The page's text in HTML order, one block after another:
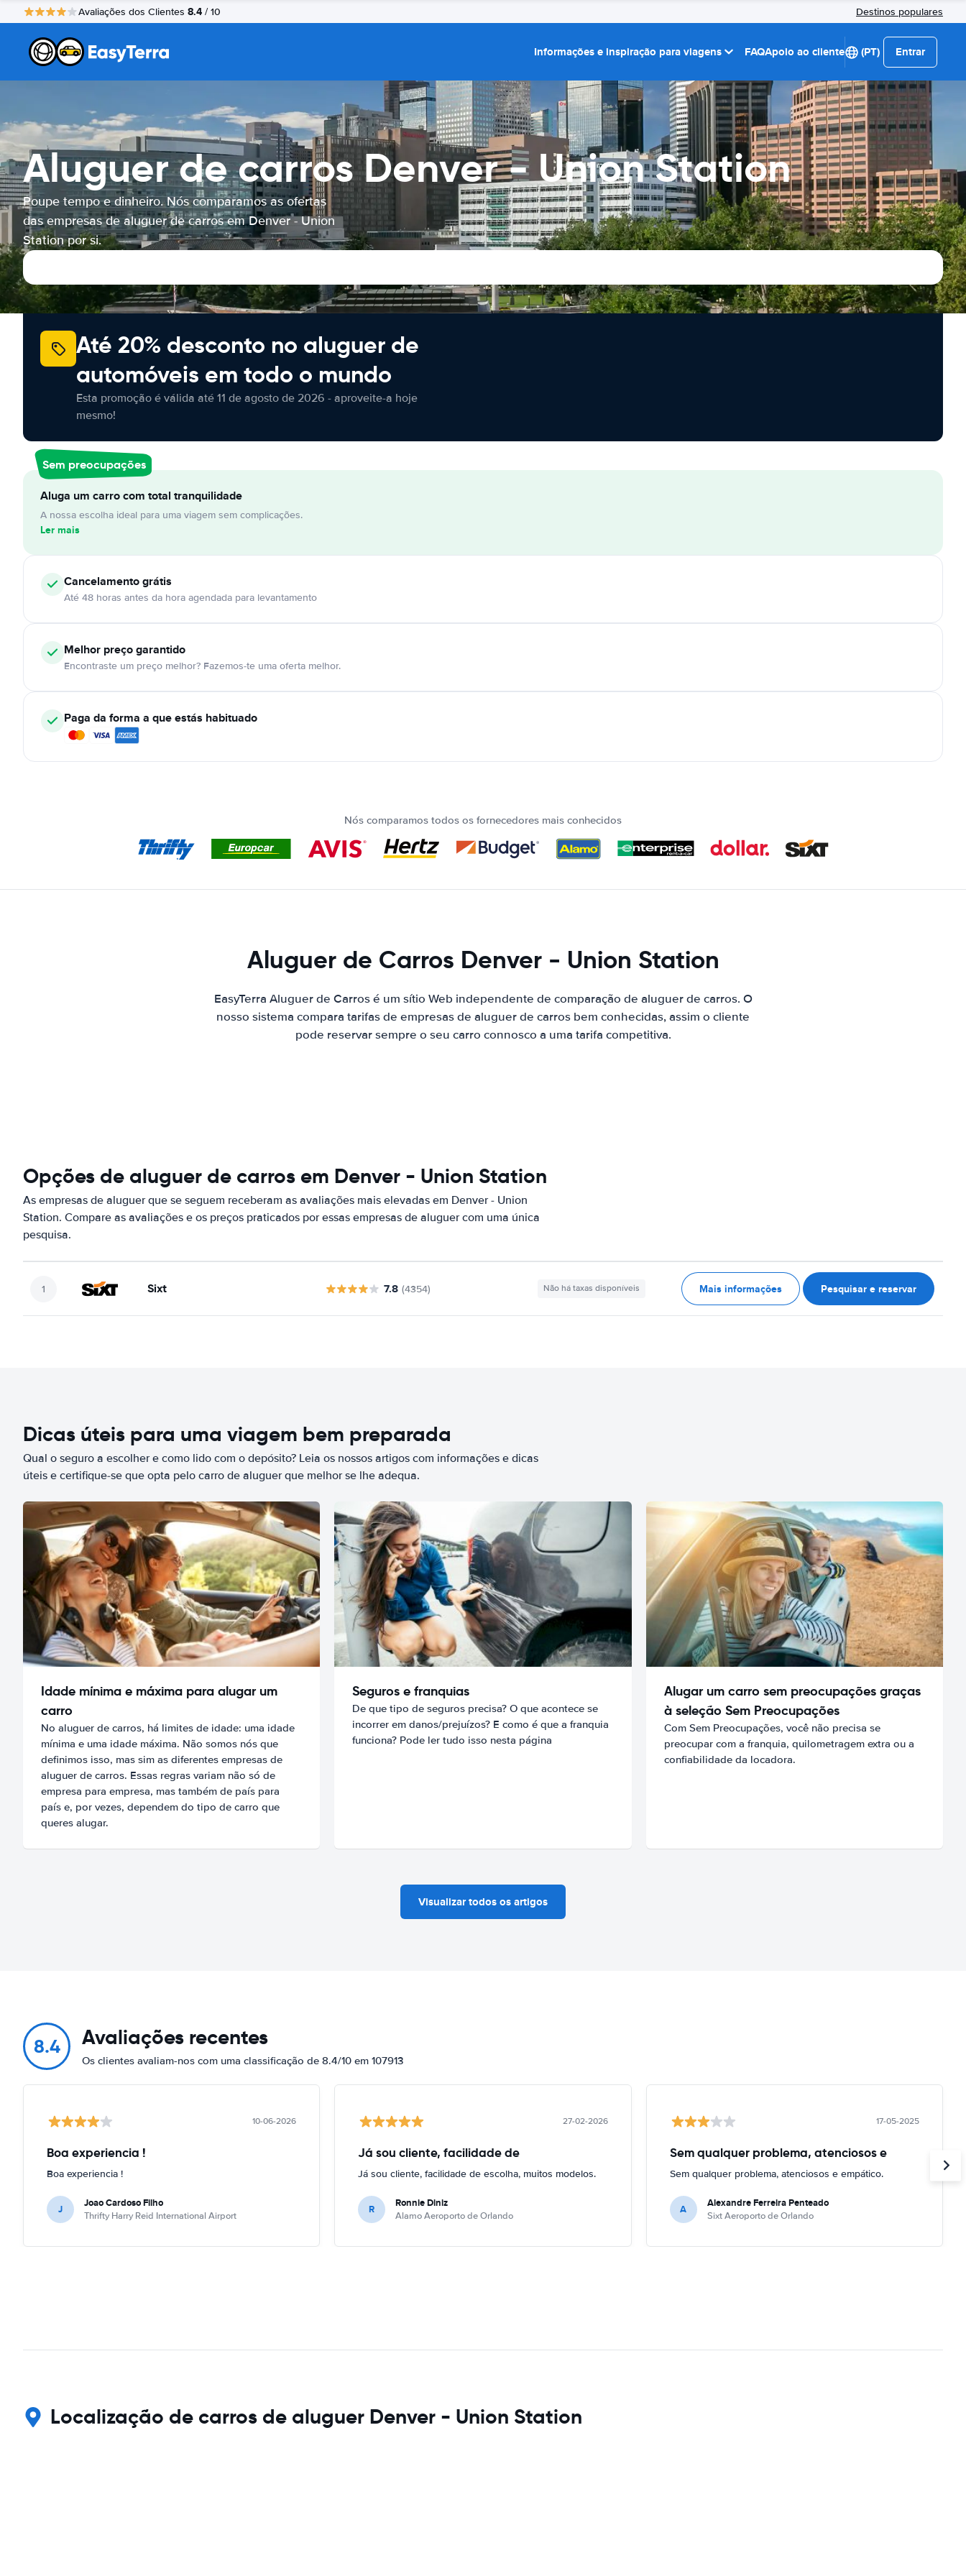
Avaliações dos Clientes 8.4 / 10 Destinos populares
Informações e inspiração para viagens FAQApoio ao cliente (PT) Entrar
Aluguer de carros Denver - Union Station
Poupe tempo e dinheiro. Nós comparamos as ofertas
das empresas de aluguer de carros em Denver - Union
Station por si.
Até 20% desconto no aluguer de
automóveis em todo o mundo
Esta promoção é válida até 11 de agosto de 2026 - aproveite-a hoje
mesmo!
Sem preocupações
Aluga um carro com total tranquilidade
A nossa escolha ideal para uma viagem sem complicações.
Ler mais
Cancelamentográtis
Até 48 horas antes da hora agendada para levantamento
Melhor preço garantido
Encontraste um preço melhor? Fazemos-te uma oferta melhor.
Paga da forma a que estás habituado
Nós comparamos todos os fornecedores mais conhecidos
Aluguer de Carros Denver - Union Station
EasyTerra Aluguer de Carros é um sítio Web independente de comparação de aluguer de carros. O
nosso sistema compara tarifas de empresas de aluguer de carros bem conhecidas, assim o cliente
pode reservar sempre o seu carro connosco a uma tarifa competitiva.
Opções de aluguer de carros em Denver - Union Station
As empresas de aluguer que se seguem receberam as avaliações mais elevadas em Denver - Union
Station. Compare as avaliações e os preços praticados por essas empresas de aluguer com uma única
pesquisa.
Sixt 7.8 (4354) Não há taxas disponíveis Mais informações Pesquisar e reservar
Dicas úteis para uma viagem bem preparada
Qual o seguro a escolher e como lido com o depósito? Leia os nossos artigos com informações e dicas
úteis e certifique-se que opta pelo carro de aluguer que melhor se lhe adequa.
Idade mínima e máxima para alugar um
carro
No aluguer de carros, há limites de idade: uma idade
mínima e uma idade máxima. Não somos nós que
definimos isso, mas sim as diferentes empresas de
aluguer de carros. Essas regras variam não só de
empresa para empresa, mas também de país para
país e, por vezes, dependem do tipo de carro que
queres alugar.
Seguros e franquias
De que tipo de seguros precisa? O que acontece se
incorrer em danos/prejuízos? E como é que a franquia
funciona? Pode ler tudo isso nesta página
Alugar um carro sem preocupações graças
à seleção Sem Preocupações
Com Sem Preocupações, você não precisa se
preocupar com a franquia, quilometragem extra ou a
confiabilidade da locadora.
Visualizar todos os artigos
8.4 Avaliações recentes
Os clientes avaliam-nos com uma classificação de 8.4/10 em 107913
10-06-2026
Boa experiencia !
Boa experiencia !
J Joao Cardoso Filho
Thrifty Harry Reid International Airport
27-02-2026
Já sou cliente, facilidade de
Já sou cliente, facilidade de escolha, muitos modelos.
R Ronnie Diniz
Alamo Aeroporto de Orlando
17-05-2025
Sem qualquer problema, atenciosos e
Sem qualquer problema, atenciosos e empático.
A Alexandre Ferreira Penteado
Sixt Aeroporto de Orlando
Localização de carros de aluguer Denver - Union Station